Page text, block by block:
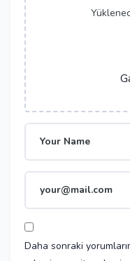
Daha sonraki